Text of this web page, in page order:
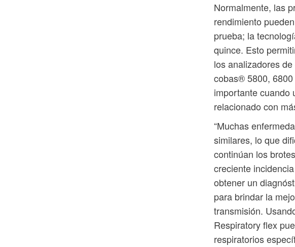
Normalmente, las
rendimiento
prueba; la
quince. Esto
los analizadores
cobas® 5800,
importante cuando
relacionado con
“Muchas
similares, lo que
continúan los
creciente
obtener un
para brindar la
transmisión.
Respiratory flex
respiratorios